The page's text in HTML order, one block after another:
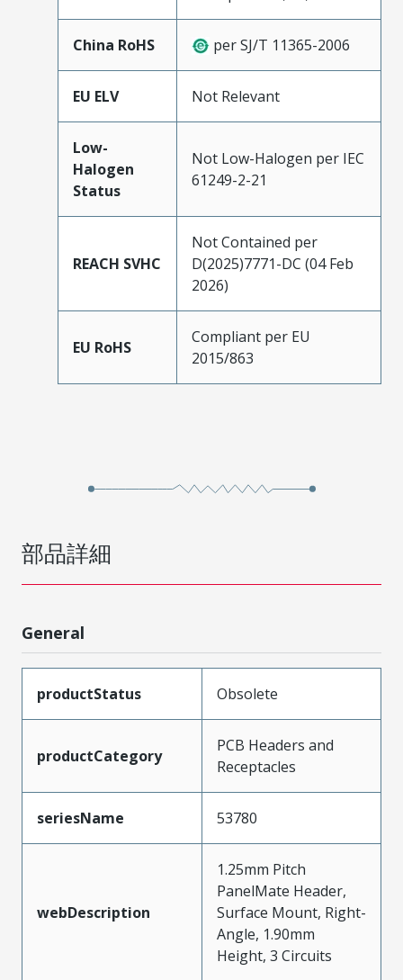
China RoHS per SJ/T 11365-2006
EU ELV Not Relevant
Low-
Halogen
Status
Not Low-Halogen per IEC
61249-2-21
REACH SVHC
Not Contained per
D(2025)7771-DC (04 Feb
2026)
EU RoHS
Compliant per EU
2015/863
部品詳細
General
productStatus Obsolete
productCategory
PCB Headers and
Receptacles
seriesName 53780
webDescription
1.25mm Pitch
PanelMate Header,
Surface Mount, Right-
Angle, 1.90mm
Height, 3 Circuits